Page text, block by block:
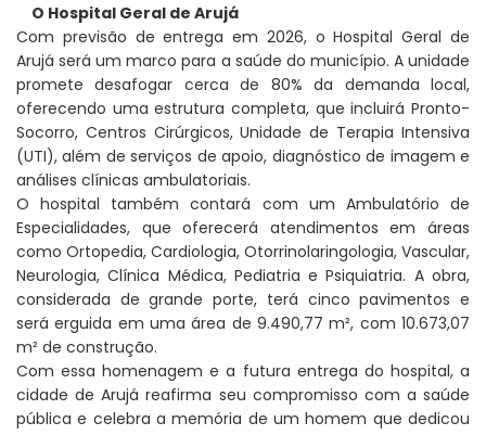
O Hospital Geral de Arujá
Com previsão de entrega em 2026, o Hospital Geral de
Arujá será um marco para a saúde do município. A unidade
promete desafogar cerca de 80% da demanda local,
oferecendo uma estrutura completa, que incluirá Pronto-
Socorro, Centros Cirúrgicos, Unidade de Terapia Intensiva
(UTI), além de serviços de apoio, diagnóstico de imagem e
análises clínicas ambulatoriais.
O hospital também contará com um Ambulatório de
Especialidades, que oferecerá atendimentos em áreas
como Ortopedia, Cardiologia, Otorrinolaringologia, Vascular,
Neurologia, Clínica Médica, Pediatria e Psiquiatria. A obra,
considerada de grande porte, terá cinco pavimentos e
será erguida em uma área de 9.490,77 m², com 10.673,07
m² de construção.
Com essa homenagem e a futura entrega do hospital, a
cidade de Arujá reafirma seu compromisso com a saúde
pública e celebra a memória de um homem que dedicou